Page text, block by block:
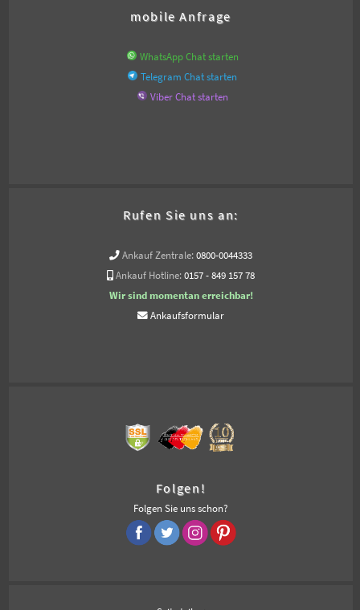
mobile Anfrage
WhatsApp Chat starten
Telegram Chat starten
Viber Chat starten
Rufen Sie uns an:
Ankauf Zentrale: 0800-0044333
Ankauf Hotline: 0157 - 849 157 78
Wir sind momentan erreichbar!
Ankaufsformular
Folgen!
Folgen Sie uns schon?